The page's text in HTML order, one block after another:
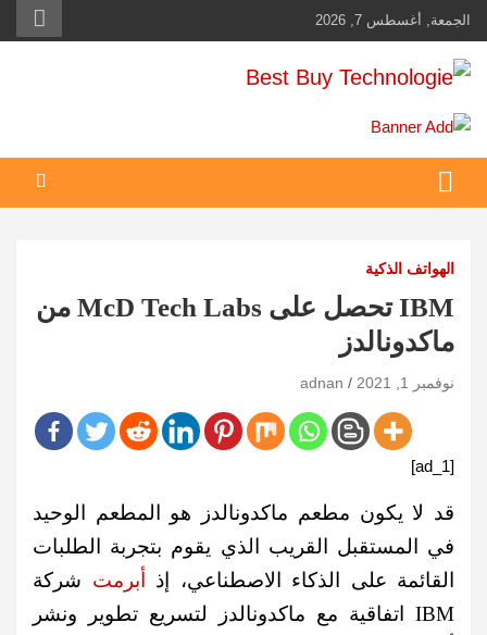
Skip
to
content
الجمعة, أغسطس 7, 2026
Best Buy Technologie
أهم مبيعات عالم التكنولوجيا
الهواتف الذكية
IBM تحصل على McD Tech Labs من
ماكدونالدز
نوفمبر 1, 2021 adnan
[ad_1]
قد لا يكون مطعم ماكدونالدز هو المطعم الوحيد
في المستقبل القريب الذي يقوم بتجربة الطلبات
القائمة على الذكاء الاصطناعي، إذ
أبرمت شركة
IBM اتفاقية مع ماكدونالدز لتسريع تطوير ونشر